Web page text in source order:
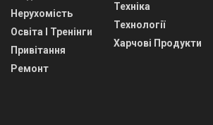
Нерухомість
Освіта І Тренінги
Привітання
Ремонт
Техніка
Технології
Харчові Продукти